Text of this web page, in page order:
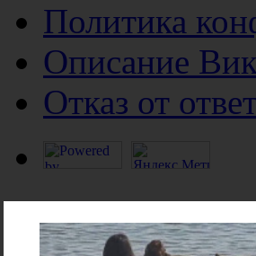
Политика
Описание
Отказ от